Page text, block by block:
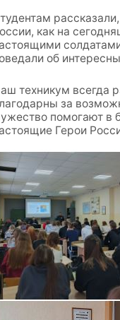
как на
об
техникум всегда
за
помогают в
Герои